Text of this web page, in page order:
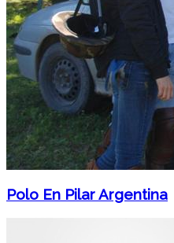
Polo En Pilar Argentina